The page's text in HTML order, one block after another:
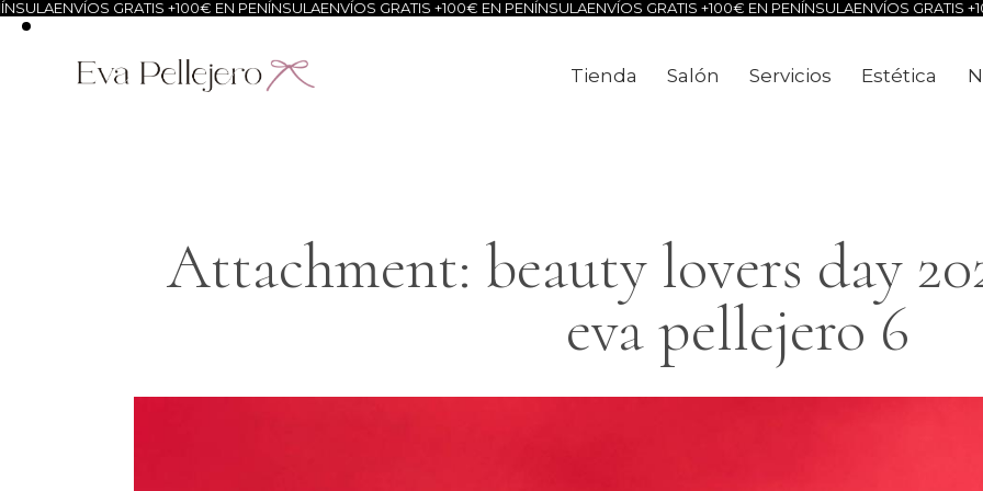
ENVÍOS GRATIS +100€ EN PENÍNSULAENVÍOS GRATIS +100€ EN PENÍNSULAENVÍOS GRATIS +100€ EN PENÍNSULAENVÍOS GRATIS
Tienda Salón Servicios Estética
Attachment: beauty lovers day
eva pellejero 6